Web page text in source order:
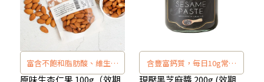
富含不飽和脂肪酸、維生素
Ｅ及膳食纖維
原味生杏仁果 100g（效期
含豐富鈣質，每日10g常保
健康
現壓黑芝麻醬 200g (效期